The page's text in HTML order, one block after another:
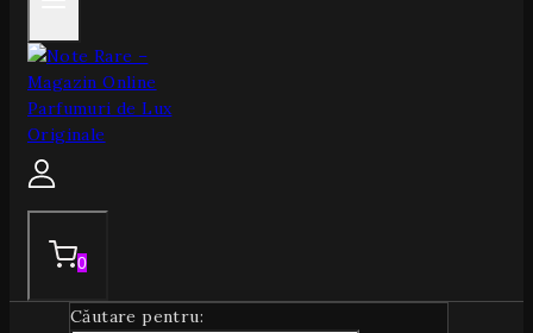
0
Căutare pentru: